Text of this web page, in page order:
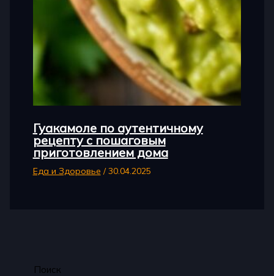
Гуакамоле по аутентичному
рецепту с пошаговым
приготовлением дома
Еда и Здоровье /30.04.2025
Поиск